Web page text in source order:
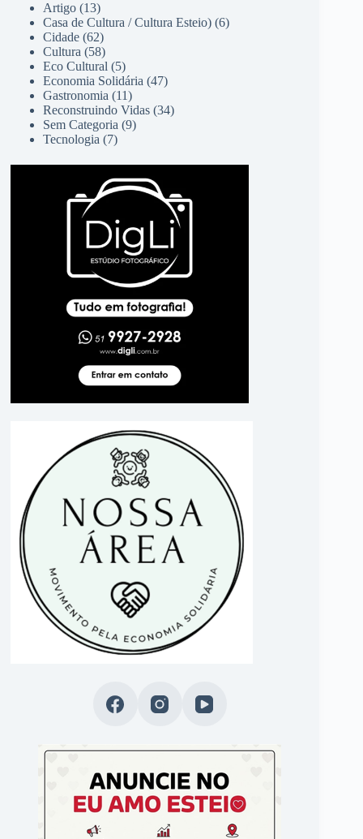
Artigo (13)
Casa de Cultura / Cultura Esteio) (6)
Cidade (62)
Cultura (58)
Eco Cultural (5)
Economia Solidária (47)
Gastronomia (11)
Reconstruindo Vidas (34)
Sem Categoria (9)
Tecnologia (7)